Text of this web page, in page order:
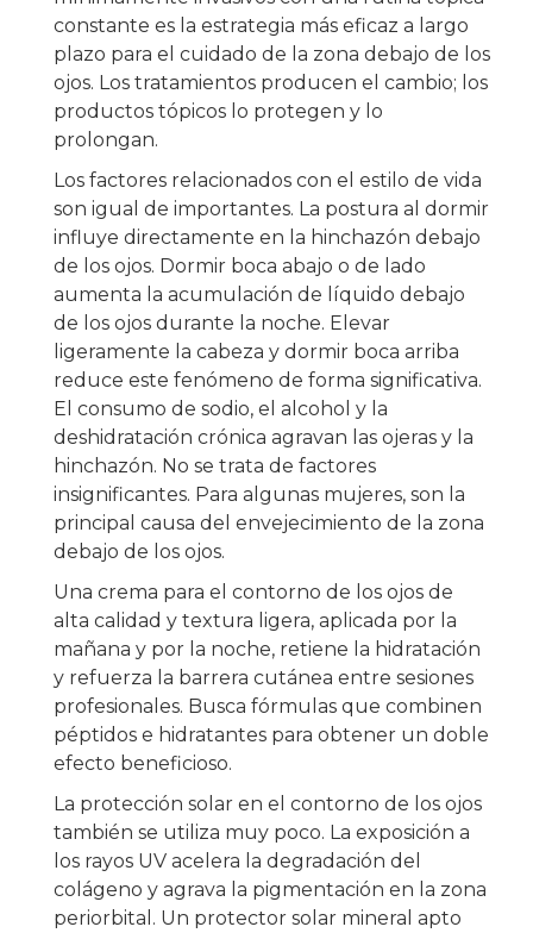
constante es la estrategia más eficaz a largo
plazo para el cuidado de la zona debajo de los
ojos. Los tratamientos producen el cambio; los
productos tópicos lo protegen y lo
prolongan.
Los factores relacionados con el estilo de vida
son igual de importantes. La postura al dormir
influye directamente en la hinchazón debajo
de los ojos. Dormir boca abajo o de lado
aumenta la acumulación de líquido debajo
de los ojos durante la noche. Elevar
ligeramente la cabeza y dormir boca arriba
reduce este fenómeno de forma significativa.
El consumo de sodio, el alcohol y la
deshidratación crónica agravan las ojeras y la
hinchazón. No se trata de factores
insignificantes. Para algunas mujeres, son la
principal causa del envejecimiento de la zona
debajo de los ojos.
Una crema para el contorno de los ojos de
alta calidad y textura ligera, aplicada por la
mañana y por la noche, retiene la hidratación
y refuerza la barrera cutánea entre sesiones
profesionales. Busca fórmulas que combinen
péptidos e hidratantes para obtener un doble
efecto beneficioso.
La protección solar en el contorno de los ojos
también se utiliza muy poco. La exposición a
los rayos UV acelera la degradación del
colágeno y agrava la pigmentación en la zona
periorbital. Un protector solar mineral apto